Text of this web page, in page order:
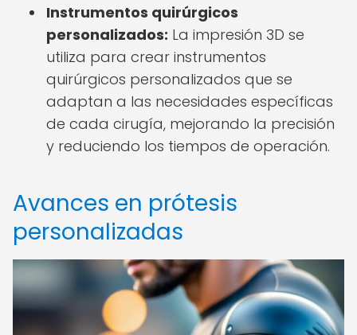
Instrumentos quirúrgicos
personalizados: La impresión 3D se
utiliza para crear instrumentos
quirúrgicos personalizados que se
adaptan a las necesidades específicas
de cada cirugía, mejorando la precisión
y reduciendo los tiempos de operación.
Avances en prótesis
personalizadas